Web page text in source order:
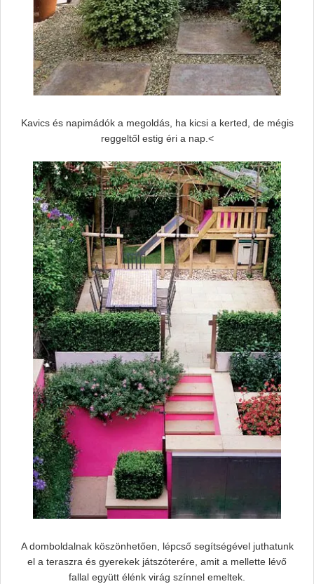
Kavics és napimádók a megoldás, ha kicsi a kerted, de mégis
reggeltől estig éri a nap.<
A domboldalnak köszönhetően, lépcső segítségével juthatunk
el a teraszra és gyerekek játszóterére, amit a mellette lévő
fallal együtt élénk virág színnel emeltek.